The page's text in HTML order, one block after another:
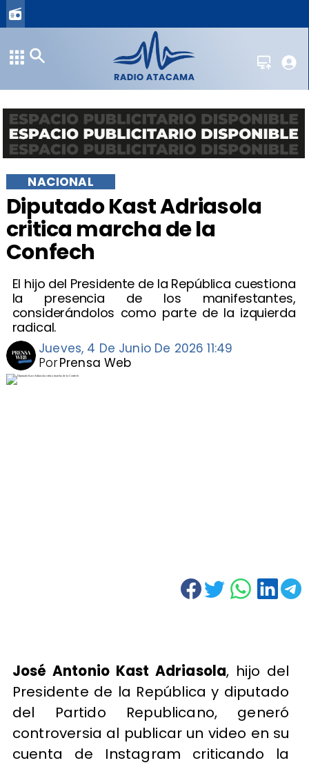
Diputado Kast Adriasola
critica marcha de la
Confech
El hijo del Presidente de la República cuestiona
la presencia de los manifestantes,
considerándolos como parte de la izquierda
radical.
NACIONAL
Jueves, 4 De Junio De 2026 11:49
Prensa Web
Por
José Antonio Kast Adriasola, hijo del
Presidente de la República y diputado
del Partido Republicano, generó
controversia al publicar un video en su
cuenta de Instagram criticando la